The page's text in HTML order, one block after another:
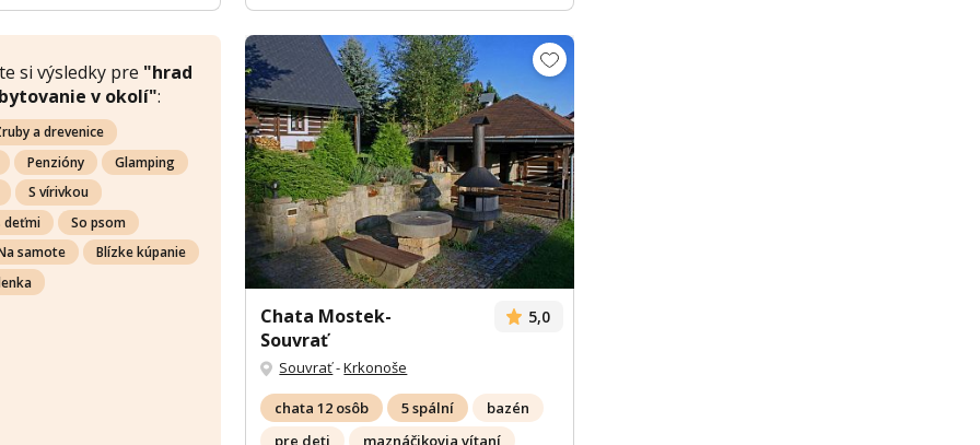
si výsledky pre "hrad
v okolí":
a drevenice
Penzióny
Glamping
S vírivkou
deťmi
So psom
samote
Blízke kúpanie
Chata Mostek-
Souvrať
5,0
Souvrať-Krkonoše
chata 12 osôb 5 spální
bazén
pre deti
maznáčikovia vítaní